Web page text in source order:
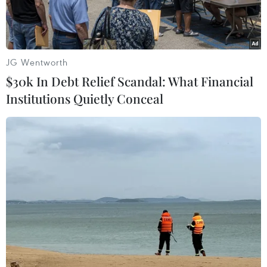
Donald Trump phát biểu. (Nguồn: Getty Images)
Ngày 17/6, sau khi các trích đoạn đầu tiên của
cuốn hồi ký Nhà Trắng mang tựa đề "The Room
Where It Happened" (Tạm dịch: Căn phòng nơi
JG Wentworth
$30k In Debt Relief Scandal: What Financial
Institutions Quietly Conceal